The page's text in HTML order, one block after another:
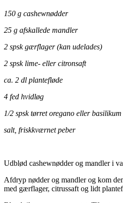
150 g cashewnødder
25 g afskallede mandler
2 spsk gærflager (kan udelades)
2 spsk lime- eller citronsaft
ca. 2 dl plantefløde
4 fed hvidløg
1/2 spsk tørret oregano eller basilikum
salt, friskkværnet peber
Udblød cashewnødder og mandler i
Afdryp nødder og mandler og kom
med gærflager, citrussaft og lidt